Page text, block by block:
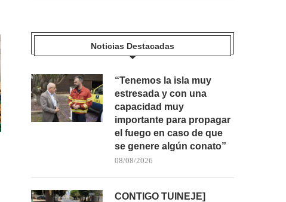
ROMÁN RODRÍGUEZ RECLAMA
“VOLUNTAD POLÍTICA” PARA
DETENIDO UN HOMBRE
Noticias Destacadas
“Tenemos la isla muy
estresada y con una
capacidad muy
importante para propagar
el fuego en caso de que
se genere algún conato”
08/08/2026
CONTIGO TUINEJE]